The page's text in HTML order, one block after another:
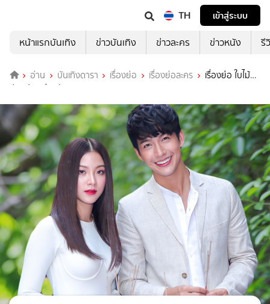
TH
เข้าสู่ระบบ
หน้าแรกบันเทิง
ข่าวบันเทิง ข่าวละคร ข่าวหนัง รี
อ่าน บันเทิงดารา เรื่องย่อ เรื่องย่อละคร
เรื่องย่อ ใบไม้ที่
ปลิดปลิว ช่องวัน31